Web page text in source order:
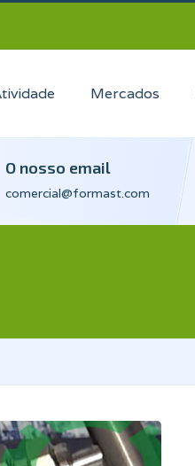
Mercados
O nosso email
comercial@formast.com